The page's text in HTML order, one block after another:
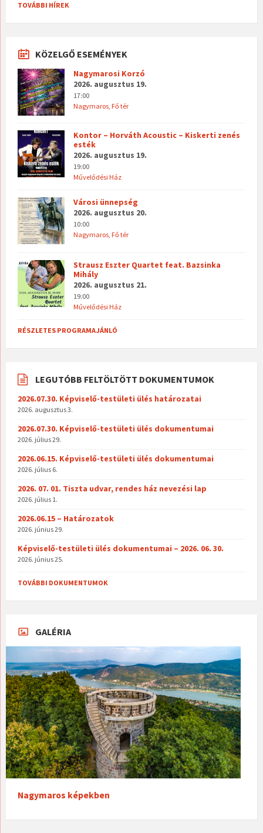
TOVÁBBI HÍREK
KÖZELGŐ ESEMÉNYEK
Nagymarosi Korzó
2026. augusztus 19.
17:00
Nagymaros, Fő tér
Kontor – Horváth Acoustic – Kiskerti zenés
esték
2026. augusztus 19.
19:00
Művelődési Ház
Városi ünnepség
2026. augusztus 20.
10:00
Nagymaros, Fő tér
Strausz Eszter Quartet feat. Bazsinka
Mihály
2026. augusztus 21.
19:00
Művelődési Ház
RÉSZLETES PROGRAMAJÁNLÓ
LEGUTÓBB FELTÖLTÖTT DOKUMENTUMOK
2026.07.30. Képviselő-testületi ülés határozatai
2026. augusztus 3.
2026.07.30. Képviselő-testületi ülés dokumentumai
2026. július 29.
2026.06.15. Képviselő-testületi ülés dokumentumai
2026. július 6.
2026. 07. 01. Tiszta udvar, rendes ház nevezési lap
2026. július 1.
2026.06.15 – Határozatok
2026. június 29.
Képviselő-testületi ülés dokumentumai – 2026. 06. 30.
2026. június 25.
TOVÁBBI DOKUMENTUMOK
GALÉRIA
Nagymaros képekben